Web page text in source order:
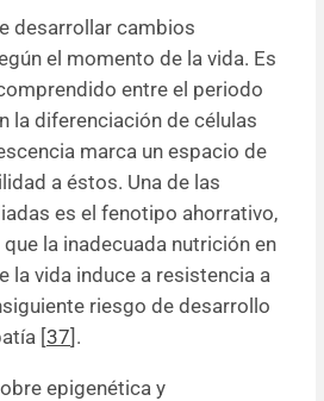
desarrollar cambios
el momento de la vida. Es
entre el periodo
la diferenciación de células
marca un espacio de
a éstos. Una de las
es el fenotipo ahorrativo,
la inadecuada nutrición en
la vida induce a resistencia a
riesgo de desarrollo
[37].
epigenética y